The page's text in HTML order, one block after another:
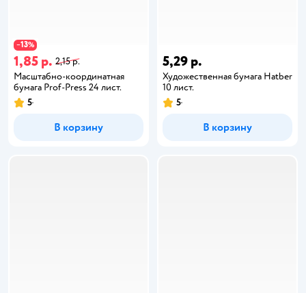
−13%
1,85 р. 2,15 р.
Масштабно-координатная
бумага Prof-Press 24 лист.
5
В корзину
5,29 р.
Художественная бумага Hatber
10 лист.
5
В корзину